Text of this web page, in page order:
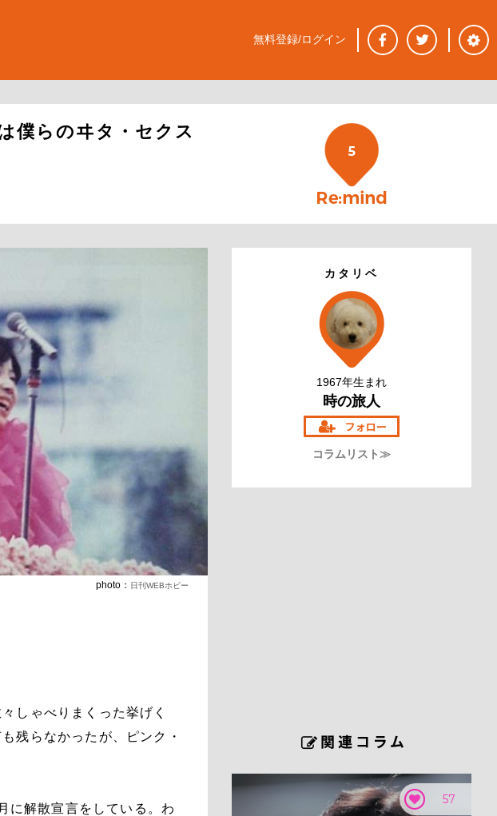
僕らのヰタ・セクス
5
photo： 日刊WEBホビー
しゃべりまくった挙げく
残らなかったが、ピンク・
に解散宣言をしている。わ
カタリベ
1967年生まれ
時の旅人
コラムリスト≫
57
無料登録/ログイン